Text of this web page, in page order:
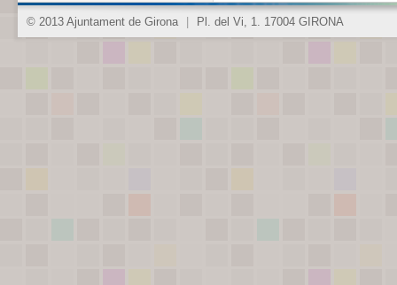
© 2013 Ajuntament de Girona Pl. del Vi, 1. 17004 GIRONA